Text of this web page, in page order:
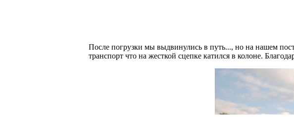
После погрузки мы выдвинулись в путь..., но на нашем
транспорт что на жесткой сцепке катился в колоне.